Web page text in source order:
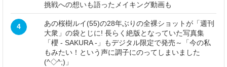
挑戦への想いも語ったメイキング動画も
4
あの桜樹ルイ(55)の28年ぶりの全裸ショットが「週刊
大衆」の袋とじに! 長らく絶版となっていた写真集
「櫻 - SAKURA -」もデジタル限定で発売～「今の私
もみたい！という声に調子にのってしまいました
(^◇^;)」